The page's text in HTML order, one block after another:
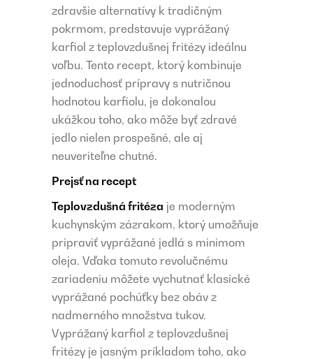
zdravšie alternatívy k tradičným
pokrmom, predstavuje vyprážaný
karfiol z teplovzdušnej fritézy ideálnu
voľbu. Tento recept, ktorý kombinuje
jednoduchosť prípravy s nutričnou
hodnotou karfiolu, je dokonalou
ukážkou toho, ako môže byť zdravé
jedlo nielen prospešné, ale aj
neuveriteľne chutné.
Prejsť na recept
Teplovzdušná fritéza je moderným
kuchynským zázrakom, ktorý umožňuje
pripraviť vyprážané jedlá s minimom
oleja. Vďaka tomuto revolučnému
zariadeniu môžete vychutnať klasické
vyprážané pochúťky bez obáv z
nadmerného množstva tukov.
Vyprážaný karfiol z teplovzdušnej
fritézy je jasným príkladom toho, ako